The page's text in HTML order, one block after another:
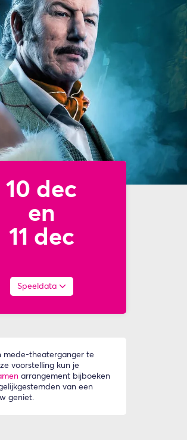
10 dec
en
11 dec
Speeldata
mede-theaterganger te
voorstelling kun je
arrangement bijboeken
van een
geniet.